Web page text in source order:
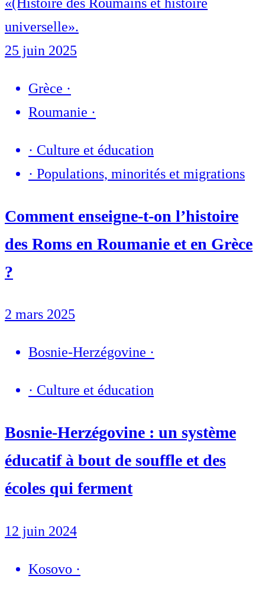
«(Histoire des Roumains et histoire
universelle».
25 juin 2025
Grèce ·
Roumanie ·
· Culture et éducation
· Populations, minorités et migrations
Comment enseigne-t-on l’histoire
des Roms en Roumanie et en Grèce
?
2 mars 2025
Bosnie-Herzégovine ·
· Culture et éducation
Bosnie-Herzégovine : un système
éducatif à bout de souffle et des
écoles qui ferment
12 juin 2024
Kosovo ·